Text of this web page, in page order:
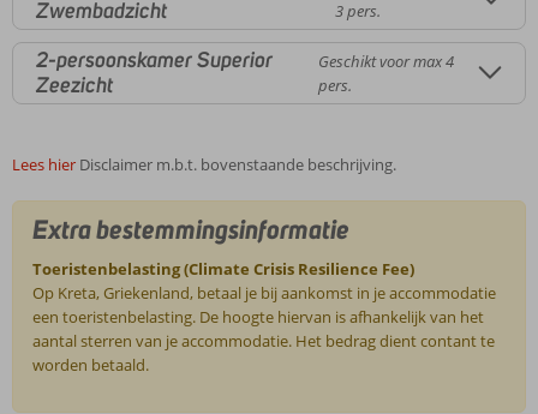
Zwembadzicht
3 pers.
2-persoonskamer Superior
Zeezicht
Geschikt voor max 4
pers.
Lees hier Disclaimer m.b.t. bovenstaande beschrijving.
Extra bestemmingsinformatie
Toeristenbelasting (Climate Crisis Resilience Fee)
Op Kreta, Griekenland, betaal je bij aankomst in je accommodatie
een toeristenbelasting. De hoogte hiervan is afhankelijk van het
aantal sterren van je accommodatie. Het bedrag dient contant te
worden betaald.